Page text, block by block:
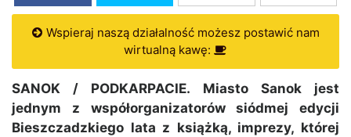
Wspieraj naszą działalność możesz postawić nam
wirtualną kawę:
SANOK / PODKARPACIE. Miasto Sanok jest
jednym z współorganizatorów siódmej edycji
Bieszczadzkiego lata z książką, imprezy, której